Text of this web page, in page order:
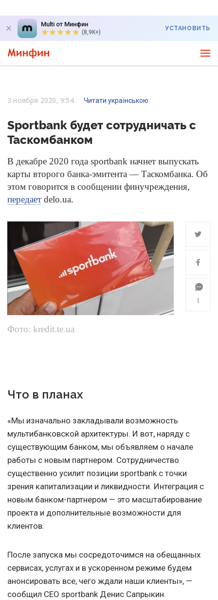
Multi от Минфин
(8,9K+)
УСТАНОВИТЬ
3 ноября 2020, 9:54 Читати українською
Sportbank будет сотрудничать с
Таскомбанком
В декабре 2020 года sportbank начнет выпускать
карты второго банка-эмитента — Таскомбанка. Об
этом говорится в сообщении финучреждения,
передает delo.ua.
Фото: kredit.te.ua
1
Что в планах
«Мы изначально закладывали возможность
мультибанковской архитектуры. И вот, наряду с
существующим банком, мы объявляем о начале
работы с новым партнером. Сотрудничество
существенно усилит позиции sportbank с точки
зрения капитализации и ликвидности. Интеграция с
новым банком-партнером — это масштабирование
проекта и дополнительные возможности для
клиентов.
После запуска мы сосредоточимся на обещанных
сервисах, услугах и в ускоренном режиме будем
анонсировать все, чего ждали наши клиенты», —
сообщил СЕО sportbank Денис Сапрыкин.